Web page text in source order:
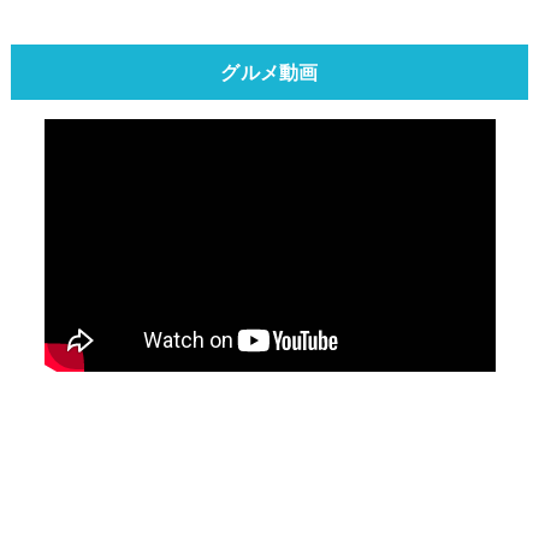
グルメ動画